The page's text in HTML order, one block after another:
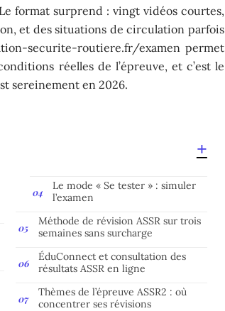
format surprend : vingt vidéos courtes,
et des situations de circulation parfois
securite-routiere.fr/examen permet
réelles de l’épreuve, et c’est le
sereinement en 2026.
Le mode « Se tester » : simuler
l’examen
Méthode de révision ASSR sur trois
semaines sans surcharge
ÉduConnect et consultation des
résultats ASSR en ligne
Thèmes de l’épreuve ASSR2 : où
concentrer ses révisions